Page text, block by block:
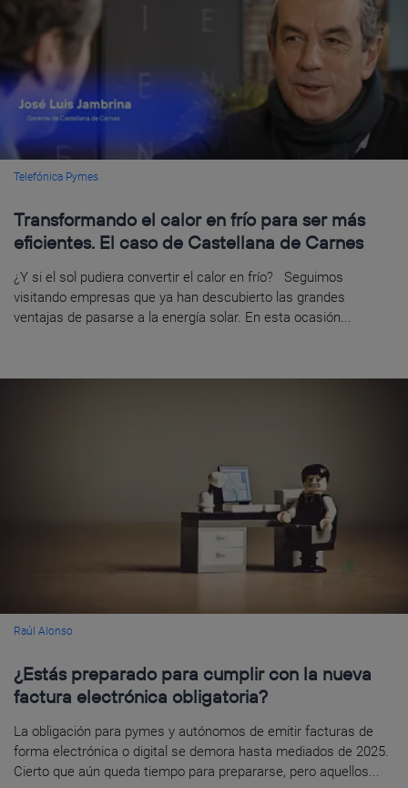
Telefónica Pymes
Transformando el calor en frío para ser más
eficientes. El caso de Castellana de Carnes
¿Y si el sol pudiera convertir el calor en frío? Seguimos
visitando empresas que ya han descubierto las grandes
ventajas de pasarse a la energía solar. En esta ocasión...
Raúl Alonso
¿Estás preparado para cumplir con la nueva
factura electrónica obligatoria?
La obligación para pymes y autónomos de emitir facturas de
forma electrónica o digital se demora hasta mediados de 2025.
Cierto que aún queda tiempo para prepararse, pero aquellos...